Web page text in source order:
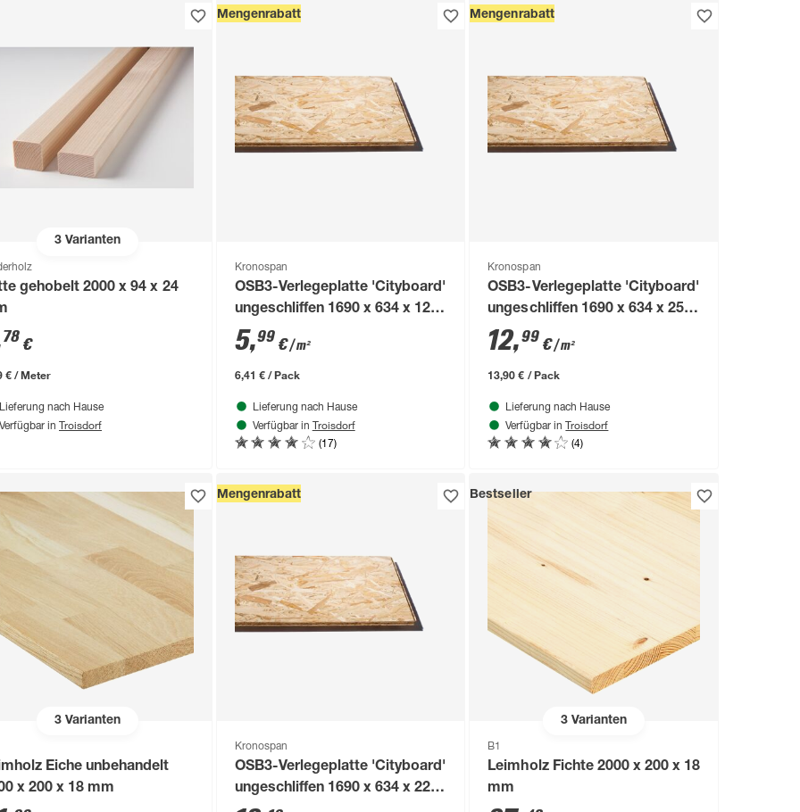
3Varianten
gehobelt 2000 x 94 x 24
78 €
€ / Meter
Lieferung nach Hause
Verfügbar in Troisdorf
Mengenrabatt
Kronospan
OSB3-Verlegeplatte 'Cityboard'
ungeschliffen 1690 x 634 x 12
mm
5,99€/ m²
6,41 € / Pack
Lieferung nach Hause
Verfügbar in Troisdorf
(17)
Mengenrabatt
Kronospan
OSB3-Verlegeplatte 'Cityboard'
ungeschliffen 1690 x 634 x 25
mm
12,99 €/ m²
13,90 € / Pack
Lieferung nach Hause
Verfügbar in Troisdorf
(4)
3Varianten
Eiche unbehandelt
x 200 x 18 mm
Mengenrabatt
Kronospan
OSB3-Verlegeplatte 'Cityboard'
ungeschliffen 1690 x 634 x 22
3 Varianten
Bestseller
B1
Leimholz Fichte 2000 x 200 x 18
mm